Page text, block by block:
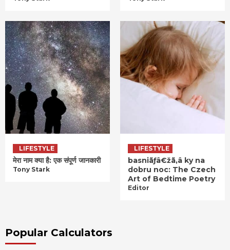
LIFESTYLE
मेरा नाम क्या है: एक संपूर्ण जानकारी
Tony Stark
LIFESTYLE
basniãƒâ€žã‚â ky na
dobru noc: The Czech
Art of Bedtime Poetry
Editor
Popular Calculators